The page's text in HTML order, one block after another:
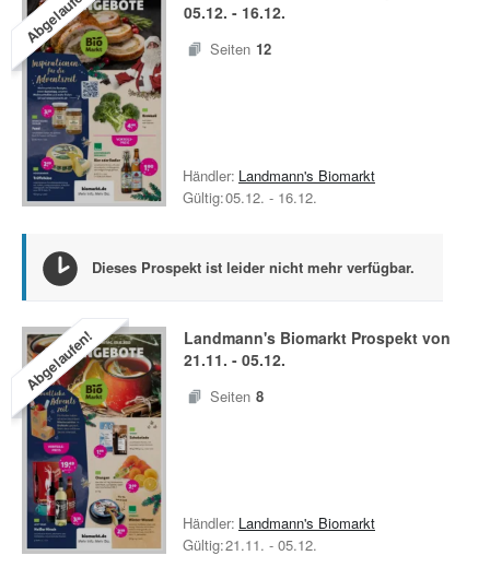
05.12. - 16.12.
Seiten 12
Gültig:05.12. - 16.12.
Händler: Landmann's Biomarkt
Dieses Prospekt ist leider nicht mehr verfügbar.
Abgelaufen! Landmann's Biomarkt Prospekt von
21.11. - 05.12.
Seiten 8
Gültig:21.11. - 05.12.
Händler: Landmann's Biomarkt